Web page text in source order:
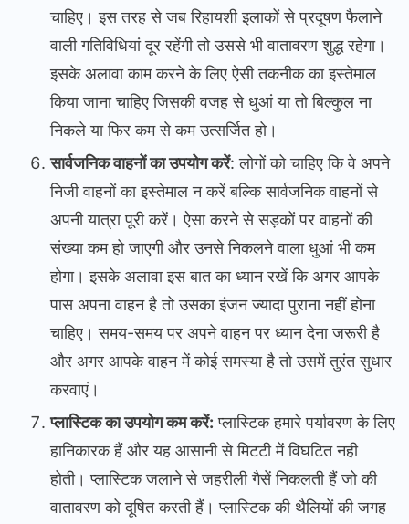
चाहिए। इस तरह से जब रिहायशी इलाकों से प्रदूषण फैलाने
वाली गतिविधियां दूर रहेंगी तो उससे भी वातावरण शुद्ध रहेगा।
इसके अलावा काम करने के लिए ऐसी तकनीक का इस्तेमाल
किया जाना चाहिए जिसकी वजह से धुआं या तो बिल्कुल ना
निकले या फिर कम से कम उत्सर्जित हो।
सार्वजनिक वाहनों का उपयोग करें: लोगों को चाहिए कि वे अपने
निजी वाहनों का इस्तेमाल न करें बल्कि सार्वजनिक वाहनों से
अपनी यात्रा पूरी करें। ऐसा करने से सड़कों पर वाहनों की
संख्या कम हो जाएगी और उनसे निकलने वाला धुआं भी कम
होगा। इसके अलावा इस बात का ध्यान रखें कि अगर आपके
पास अपना वाहन है तो उसका इंजन ज्यादा पुराना नहीं होना
चाहिए। समय-समय पर अपने वाहन पर ध्यान देना जरूरी है
और अगर आपके वाहन में कोई समस्या है तो उसमें तुरंत सुधार
करवाएं।
प्लास्टिक का उपयोग कम करें: प्लास्टिक हमारे पर्यावरण के लिए
हानिकारक हैं और यह आसानी से मिटटी में विघटित नही
होती। प्लास्टिक जलाने से जहरीली गैसें निकलती हैं जो की
वातावरण को दूषित करती हैं। प्लास्टिक की थैलियों की जगह